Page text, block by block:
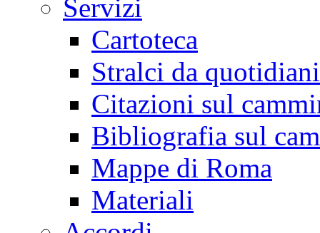
Servizi
Cartoteca
Stralci da
Citazioni sul
Bibliografia sul
Mappe di Roma
Materiali